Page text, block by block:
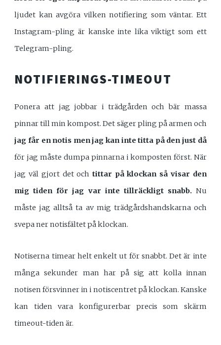
ljudet kan avgöra vilken notifiering som väntar. Ett
Instagram-pling är kanske inte lika viktigt som ett
Telegram-pling.
NOTIFIERINGS-TIMEOUT
Ponera att jag jobbar i trädgården och bär massa
pinnar till min kompost. Det säger pling på armen och
jag får en notis men jag kan inte titta på den just då
för jag måste dumpa pinnarna i komposten först. När
jag väl gjort det och tittar på klockan så visar den
mig tiden för jag var inte tillräckligt snabb.Nu
måste jag alltså ta av mig trädgårdshandskarna och
svepa ner notisfältet på klockan.
Notiserna timear helt enkelt ut för snabbt. Det är inte
många sekunder man har på sig att kolla innan
notisen försvinner in i notiscentret på klockan. Kanske
kan tiden vara konfigurerbar precis som skärm
timeout-tiden är.